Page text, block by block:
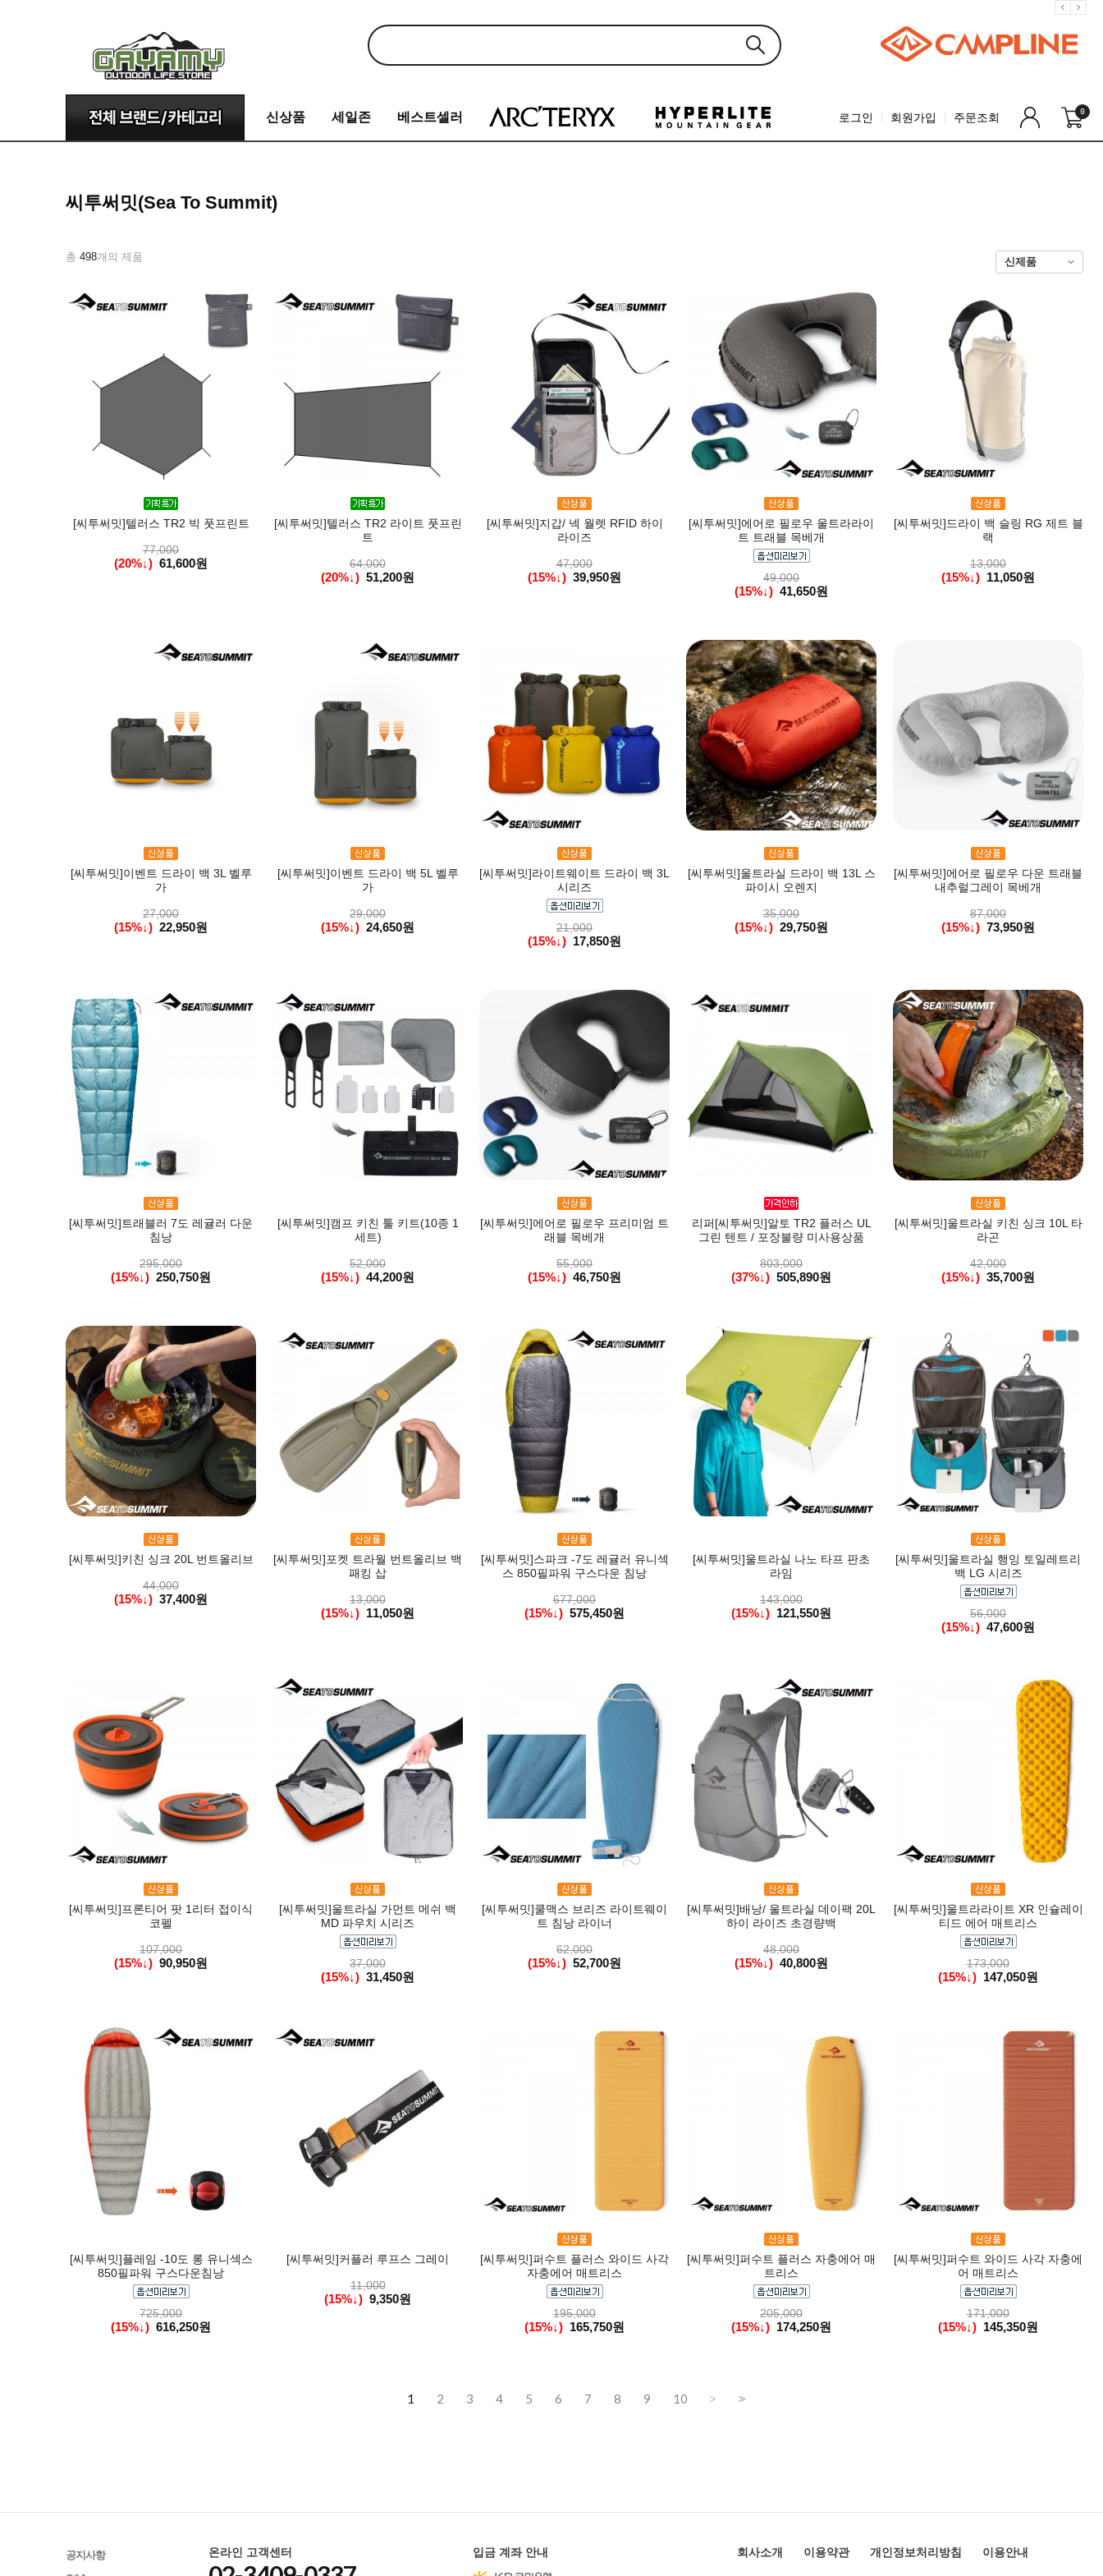
신상품 세일존 베스트셀러 로그인 회원가입 주문조회 0
씨투써밋(Sea To Summit)
총 498개의 제품
[씨투써밋]텔러스 TR2 빅 풋프린트
77,000
(20%↓) 61,600원
[씨투써밋]텔러스 TR2 라이트 풋프린
트
64,000
(20%↓) 51,200원
[씨투써밋]지갑/ 넥 월렛 RFID 하이
라이즈
47,000
(15%↓) 39,950원
[씨투써밋]에어로 필로우 울트라라이
트 트래블 목베개
49,000
(15%↓) 41,650원
[씨투써밋]드라이 백 슬링 RG 제트 블
랙
13,000
(15%↓) 11,050원
[씨투써밋]이벤트 드라이 백 3L 벨루
가
27,000
(15%↓) 22,950원
[씨투써밋]이벤트 드라이 백 5L 벨루
가
29,000
(15%↓) 24,650원
[씨투써밋]라이트웨이트 드라이 백 3L
시리즈
21,000
(15%↓) 17,850원
[씨투써밋]울트라실 드라이 백 13L 스
파이시 오렌지
35,000
(15%↓) 29,750원
[씨투써밋]에어로 필로우 다운 트래블
내추럴그레이 목베개
87,000
(15%↓) 73,950원
[씨투써밋]트래블러 7도 레귤러 다운
침낭
295,000
(15%↓) 250,750원
[씨투써밋]캠프 키친 툴 키트(10종 1
세트)
52,000
(15%↓) 44,200원
[씨투써밋]에어로 필로우 프리미엄 트
래블 목베개
55,000
(15%↓) 46,750원
리퍼[씨투써밋]알토 TR2 플러스 UL
그린 텐트 / 포장불량 미사용상품
803,000
(37%↓) 505,890원
[씨투써밋]울트라실 키친 싱크 10L 타
라곤
42,000
(15%↓) 35,700원
[씨투써밋]키친 싱크 20L 번트올리브
44,000
(15%↓) 37,400원
[씨투써밋]포켓 트라월 번트올리브 백
패킹 삽
13,000
(15%↓) 11,050원
[씨투써밋]스파크 -7도 레귤러 유니섹
스 850필파워 구스다운 침낭
677,000
(15%↓) 575,450원
[씨투써밋]울트라실 나노 타프 판초
라임
143,000
(15%↓) 121,550원
[씨투써밋]울트라실 행잉 토일레트리
백 LG 시리즈
56,000
(15%↓) 47,600원
[씨투써밋]프론티어 팟 1리터 접이식
코펠
107,000
(15%↓) 90,950원
[씨투써밋]울트라실 가먼트 메쉬 백
MD 파우치 시리즈
37,000
(15%↓) 31,450원
[씨투써밋]쿨맥스 브리즈 라이트웨이
트 침낭 라이너
62,000
(15%↓) 52,700원
[씨투써밋]배낭/ 울트라실 데이팩 20L
하이 라이즈 초경량백
48,000
(15%↓) 40,800원
[씨투써밋]울트라라이트 XR 인슐레이
티드 에어 매트리스
173,000
(15%↓) 147,050원
[씨투써밋]플레임 -10도 롱 유니섹스
850필파워 구스다운침낭
725,000
(15%↓) 616,250원
[씨투써밋]커플러 루프스 그레이
11,000
(15%↓) 9,350원
[씨투써밋]퍼수트 플러스 와이드 사각
자충에어 매트리스
195,000
(15%↓) 165,750원
[씨투써밋]퍼수트 플러스 자충에어 매
트리스
205,000
(15%↓) 174,250원
[씨투써밋]퍼수트 와이드 사각 자충에
어 매트리스
171,000
(15%↓) 145,350원
1 2 3 4 5 6 7 8 9 10 > >>
공지사항
온라인 고객센터 입금 계좌 안내 회사소개 이용약관 개인정보처리방침 이용안내